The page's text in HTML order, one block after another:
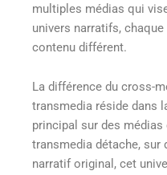
multiples médias qui
univers narratifs,
contenu différent.
La différence du cross-
transmedia réside dans
principal sur des
transmedia détache, sur
narratif original, cet